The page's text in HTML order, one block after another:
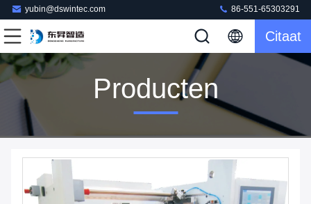
yubin@dswintec.com 86-551-65303291
Citaat
Producten